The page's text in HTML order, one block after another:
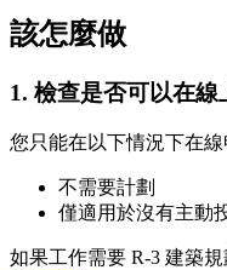
該怎麼做
1. 檢查是否可以在
您只能在以下情況下在
不需要計劃
僅適用於沒有主動
如果工作需要 R-3 建​​築規